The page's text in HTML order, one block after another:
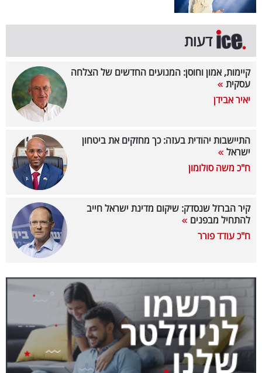
תרבות
ופנאי
תיירות
TOP-
5
הכלכלי
40
UNDER
40
שיתופי
פעולה
דרושים
דעות
קיימות, אמון וחוסן: המנועים החדשים של הצלחה
עסקית
יאיר אבידן
התיישבות יהודית בעזה: כך מחזקים את ביטחון
ישראל
ח"כ משה סולומון
קיר הברזל שנסדק: שיקום מדינת ישראל חייב
להתחיל מבפנים
ח"כ עודד פורר